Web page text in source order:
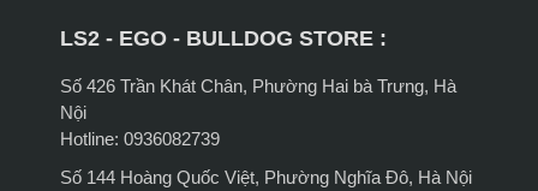
LS2 - EGO - BULLDOG STORE :
Số 426 Trần Khát Chân, Phường Hai bà Trưng, Hà
Nội
Hotline: 0936082739
Số 144 Hoàng Quốc Việt, Phường Nghĩa Đô, Hà Nội